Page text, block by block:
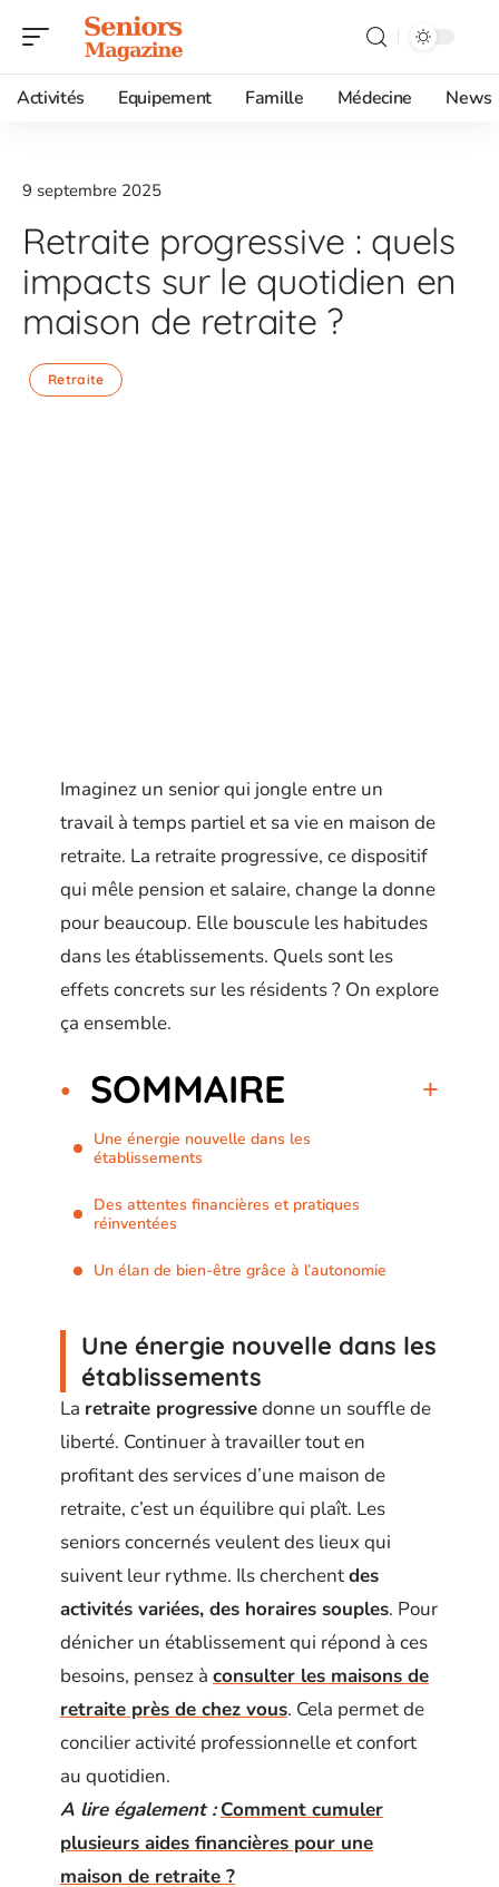
Activités Equipement Famille Médecine News
9 septembre 2025
Retraite progressive : quels
impacts sur le quotidien en
maison de retraite ?
Retraite
Imaginez un senior qui jongle entre un
travail à temps partiel et sa vie en maison de
retraite. La retraite progressive, ce dispositif
qui mêle pension et salaire, change la donne
pour beaucoup. Elle bouscule les habitudes
dans les établissements. Quels sont les
effets concrets sur les résidents ? On explore
ça ensemble.
SOMMAIRE
Une énergie nouvelle dans les
établissements
Des attentes financières et pratiques
réinventées
Un élan de bien-être grâce à l’autonomie
Une énergie nouvelle dans les
établissements
La retraite progressivedonne un souffle de
liberté. Continuer à travailler tout en
profitant des services d’une maison de
retraite, c’est un équilibre qui plaît. Les
seniors concernés veulent des lieux qui
suivent leur rythme. Ils cherchentdes
activités variées, des horaires souples. Pour
dénicher un établissement qui répond à ces
besoins, pensez à consulter les maisons de
retraite près de chez vous. Cela permet de
concilier activité professionnelle et confort
au quotidien.
A lire également : Comment cumuler
plusieurs aides financières pour une
maison de retraite ?